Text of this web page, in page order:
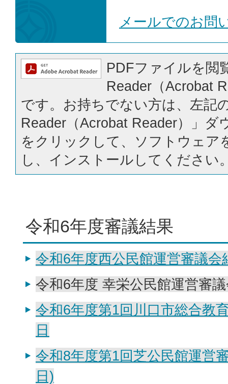
メールでのお問
PDFファイルを閲
Reader（Acrobat
です。お持ちでない方は、左記
Reader（Acrobat Reader）」ダ
をクリックして、ソフトウェア
し、インストールしてください
令和6年度審議結果
令和6年度西公民館運営審議会
令和6年度 幸栄公民館運営審
令和6年度第1回川口市総合教
日
令和8年度第1回芝公民館運営
日)